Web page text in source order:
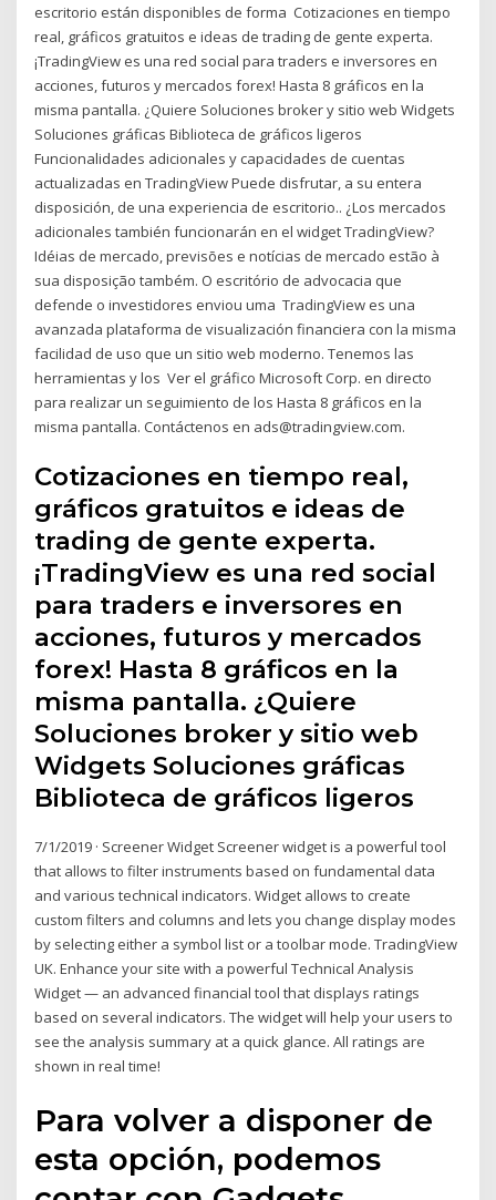
escritorio están disponibles de forma Cotizaciones en tiempo
real, gráficos gratuitos e ideas de trading de gente experta.
¡TradingView es una red social para traders e inversores en
acciones, futuros y mercados forex! Hasta 8 gráficos en la
misma pantalla. ¿Quiere Soluciones broker y sitio web Widgets
Soluciones gráficas Biblioteca de gráficos ligeros
Funcionalidades adicionales y capacidades de cuentas
actualizadas en TradingView Puede disfrutar, a su entera
disposición, de una experiencia de escritorio.. ¿Los mercados
adicionales también funcionarán en el widget TradingView?
Idéias de mercado, previsões e notícias de mercado estão à
sua disposição também. O escritório de advocacia que
defende o investidores enviou uma TradingView es una
avanzada plataforma de visualización financiera con la misma
facilidad de uso que un sitio web moderno. Tenemos las
herramientas y los Ver el gráfico Microsoft Corp. en directo
para realizar un seguimiento de los Hasta 8 gráficos en la
misma pantalla. Contáctenos en ads@tradingview.com.
Cotizaciones en tiempo real,
gráficos gratuitos e ideas de
trading de gente experta.
¡TradingView es una red social
para traders e inversores en
acciones, futuros y mercados
forex! Hasta 8 gráficos en la
misma pantalla. ¿Quiere
Soluciones broker y sitio web
Widgets Soluciones gráficas
Biblioteca de gráficos ligeros
7/1/2019 · Screener Widget Screener widget is a powerful tool
that allows to filter instruments based on fundamental data
and various technical indicators. Widget allows to create
custom filters and columns and lets you change display modes
by selecting either a symbol list or a toolbar mode. TradingView
UK. Enhance your site with a powerful Technical Analysis
Widget — an advanced financial tool that displays ratings
based on several indicators. The widget will help your users to
see the analysis summary at a quick glance. All ratings are
shown in real time!
Para volver a disponer de
esta opción, podemos